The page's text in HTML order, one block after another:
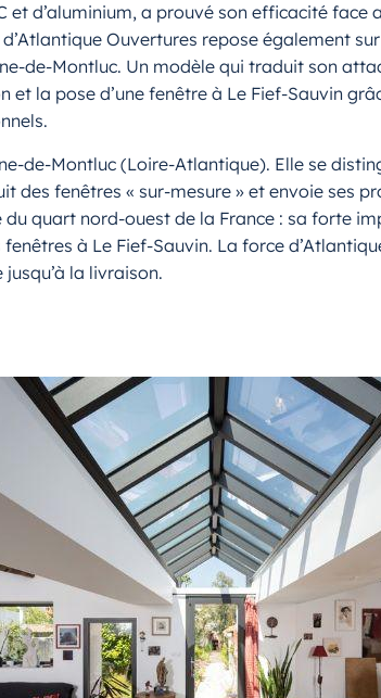
d’aluminium, a prouvé son efficacité face
Ouvertures repose également
de-Montluc. Un modèle qui traduit son
la pose d’une fenêtre à Le Fief-Sauvin
de-Montluc (Loire-Atlantique). Elle se
fenêtres « sur-mesure » et envoie ses
du quart nord-ouest de la France : sa forte
à Le Fief-Sauvin. La force
la livraison.